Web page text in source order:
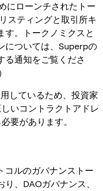
にローンチされたトー
スティングと取引所キ
す。トークノミクスと
については、Superpの
る通知をご覧くださ
）
しているため、投資家
いコントラクトアドレ
要があります。
コルのガバナンストー
、DAOガバナンス、